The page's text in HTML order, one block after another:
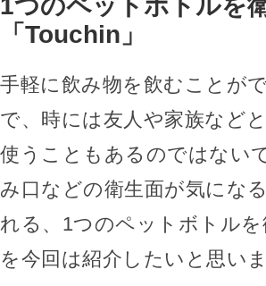
1つのペットボトルを
「Touchin」
手軽に飲み物を飲むことが
で、時には友人や家族など
使うこともあるのではない
み口などの衛生面が気にな
れる、1つのペットボトル
を今回は紹介したいと思いま